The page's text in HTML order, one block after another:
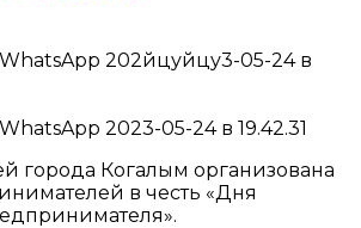
города Когалым организована
в честь «Дня